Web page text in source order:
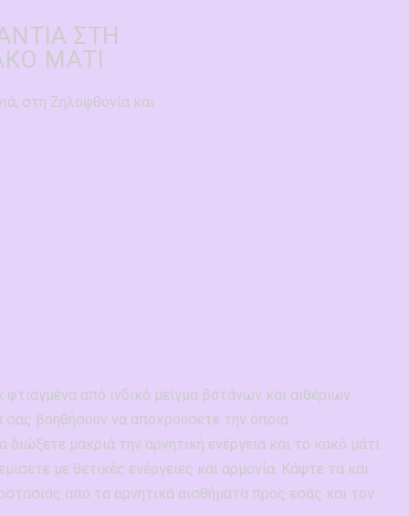
ΣΤΗ
ΜΆΤΙ
στη Ζηλοφθονία και
από ινδικό μείγμα βοτάνων και αιθέριων
σας βοηθήσουν να αποκρούσετε την όποια
μακριά την αρνητική ενέργεια και το κακό μάτι
με θετικές ενέργειες και αρμονία. Κάψτε τα και
από τα αρνητικά αισθήματα προς εσάς και τον